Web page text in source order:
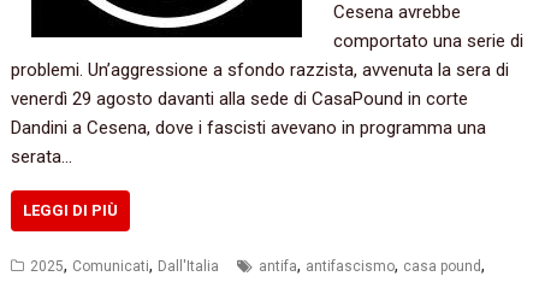
Cesena avrebbe
comportato una serie di
problemi. Un’aggressione a sfondo razzista, avvenuta la sera di
venerdì 29 agosto davanti alla sede di CasaPound in corte
Dandini a Cesena, dove i fascisti avevano in programma una
serata…
LEGGI DI PIÙ
2025, Comunicati, Dall'Italia antifa, antifascismo, casa pound,